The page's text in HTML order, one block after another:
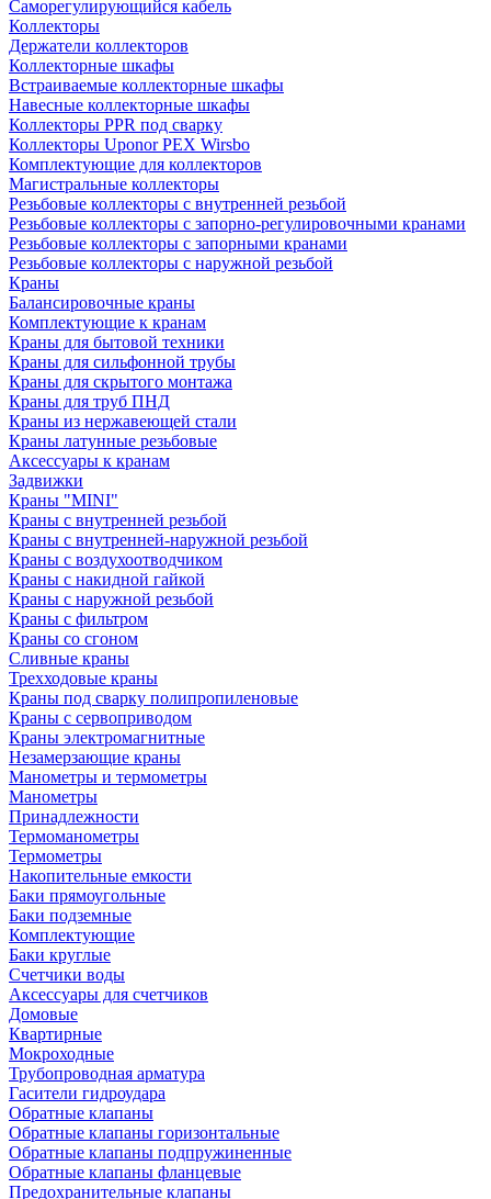
Саморегулирующийся кабель
Коллекторы
Держатели коллекторов
Коллекторные шкафы
Встраиваемые коллекторные шкафы
Навесные коллекторные шкафы
Коллекторы PPR под сварку
Коллекторы Uponor PEX Wirsbo
Комплектующие для коллекторов
Магистральные коллекторы
Резьбовые коллекторы с внутренней резьбой
Резьбовые коллекторы с запорно-регулировочными кранами
Резьбовые коллекторы с запорными кранами
Резьбовые коллекторы с наружной резьбой
Краны
Балансировочные краны
Комплектующие к кранам
Краны для бытовой техники
Краны для сильфонной трубы
Краны для скрытого монтажа
Краны для труб ПНД
Краны из нержавеющей стали
Краны латунные резьбовые
Аксессуары к кранам
Задвижки
Краны "MINI"
Краны с внутренней резьбой
Краны с внутренней-наружной резьбой
Краны с воздухоотводчиком
Краны с накидной гайкой
Краны с наружной резьбой
Краны с фильтром
Краны со сгоном
Сливные краны
Трехходовые краны
Краны под сварку полипропиленовые
Краны с сервоприводом
Краны электромагнитные
Незамерзающие краны
Манометры и термометры
Манометры
Принадлежности
Термоманометры
Термометры
Накопительные емкости
Баки прямоугольные
Баки подземные
Комплектующие
Баки круглые
Счетчики воды
Аксессуары для счетчиков
Домовые
Квартирные
Мокроходные
Трубопроводная арматура
Гасители гидроудара
Обратные клапаны
Обратные клапаны горизонтальные
Обратные клапаны подпружиненные
Обратные клапаны фланцевые
Предохранительные клапаны